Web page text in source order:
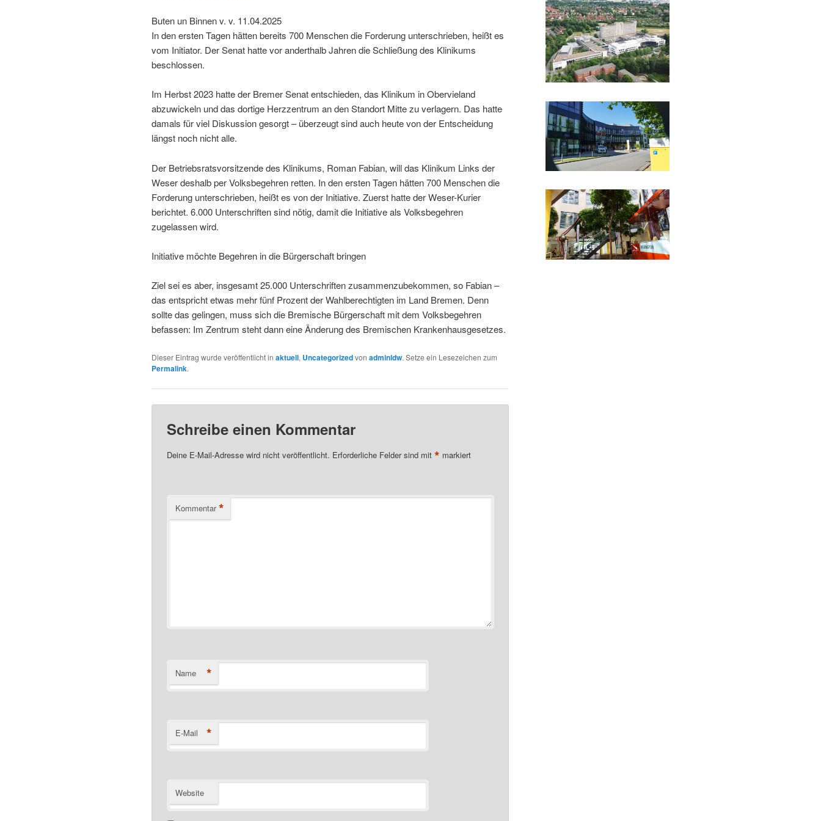
Buten un Binnen v. v. 11.04.2025
In den ersten Tagen hätten bereits 700 Menschen die Forderung unterschrieben, heißt es
vom Initiator. Der Senat hatte vor anderthalb Jahren die Schließung des Klinikums
beschlossen.
Im Herbst 2023 hatte der Bremer Senat entschieden, das Klinikum in Obervieland
abzuwickeln und das dortige Herzzentrum an den Standort Mitte zu verlagern. Das hatte
damals für viel Diskussion gesorgt – überzeugt sind auch heute von der Entscheidung
längst noch nicht alle.
Der Betriebsratsvorsitzende des Klinikums, Roman Fabian, will das Klinikum Links der
Weser deshalb per Volksbegehren retten. In den ersten Tagen hätten 700 Menschen die
Forderung unterschrieben, heißt es von der Initiative. Zuerst hatte der Weser-Kurier
berichtet. 6.000 Unterschriften sind nötig, damit die Initiative als Volksbegehren
zugelassen wird.
Initiative möchte Begehren in die Bürgerschaft bringen
Ziel sei es aber, insgesamt 25.000 Unterschriften zusammenzubekommen, so Fabian –
das entspricht etwas mehr fünf Prozent der Wahlberechtigten im Land Bremen. Denn
sollte das gelingen, muss sich die Bremische Bürgerschaft mit dem Volksbegehren
befassen: Im Zentrum steht dann eine Änderung des Bremischen Krankenhausgesetzes.
Dieser Eintrag wurde veröffentlicht in aktuell, Uncategorizedvon adminldw. Setze ein Lesezeichen zum
Permalink.
Schreibe einen Kommentar
Deine E-Mail-Adresse wird nicht veröffentlicht. Erforderliche Felder sind mit* markiert
Kommentar *
Name *
E-Mail *
Website